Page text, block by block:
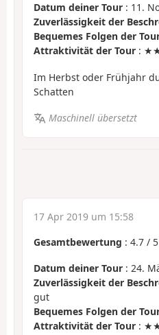
Datum deiner Tour : 11.
Zuverlässigkeit der
Bequemes Folgen der
Attraktivität der Tour :
Im Herbst oder Frühjahr
Schatten
Maschinell übersetzt
17 Apr 2019 um 15:58
Gesamtbewertung : 4.7 / 5
Datum deiner Tour : 24.
Zuverlässigkeit der
gut
Bequemes Folgen der
Attraktivität der Tour :